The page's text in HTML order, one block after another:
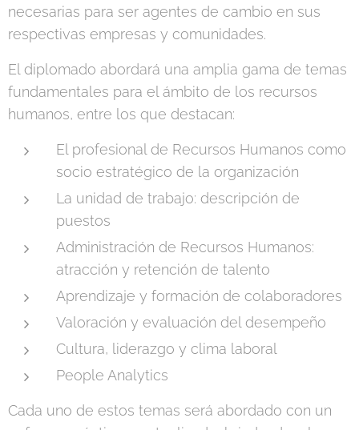
necesarias para ser agentes de cambio en sus
respectivas empresas y comunidades.
El diplomado abordará una amplia gama de temas
fundamentales para el ámbito de los recursos
humanos, entre los que destacan:
El profesional de Recursos Humanos como
socio estratégico de la organización
La unidad de trabajo: descripción de
puestos
Administración de Recursos Humanos:
atracción y retención de talento
Aprendizaje y formación de colaboradores
Valoración y evaluación del desempeño
Cultura, liderazgo y clima laboral
People Analytics
Cada uno de estos temas será abordado con un